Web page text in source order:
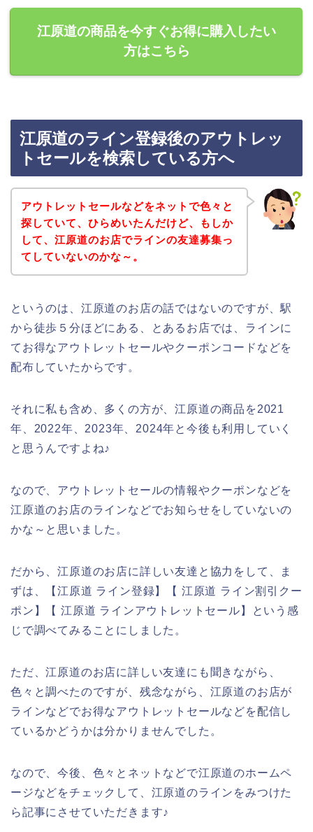
江原道の商品を今すぐお得に購入したい
方はこちら
江原道のライン登録後のアウトレッ
トセールを検索している方へ
アウトレットセールなどをネットで色々と
探していて、ひらめいたんだけど、もしか
して、江原道のお店でラインの友達募集っ
てしていないのかな～。
というのは、江原道のお店の話ではないのですが、駅
から徒歩５分ほどにある、とあるお店では、ラインに
てお得なアウトレットセールやクーポンコードなどを
配布していたからです。
それに私も含め、多くの方が、江原道の商品を2021
年、2022年、2023年、2024年と今後も利用していく
と思うんですよね♪
なので、アウトレットセールの情報やクーポンなどを
江原道のお店のラインなどでお知らせをしていないの
かな～と思いました。
だから、江原道のお店に詳しい友達と協力をして、ま
ずは、【江原道 ライン登録】【 江原道 ライン割引クー
ポン】【 江原道 ラインアウトレットセール】という感
じで調べてみることにしました。
ただ、江原道のお店に詳しい友達にも聞きながら、
色々と調べたのですが、残念ながら、江原道のお店が
ラインなどでお得なアウトレットセールなどを配信し
ているかどうかは分かりませんでした。
なので、今後、色々とネットなどで江原道のホームペ
ージなどをチェックして、江原道のラインをみつけた
ら記事にさせていただきます♪